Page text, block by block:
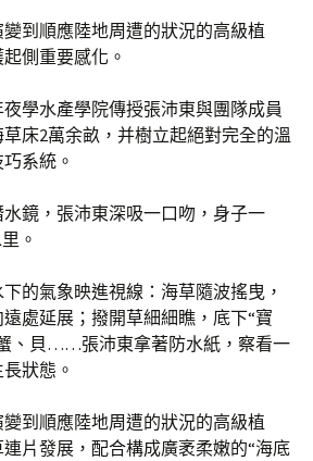
到順應陸地周遭的狀況的高級植
側重要感化。
學水產學院傳授張沛東與團隊成員
床2萬余畝，并樹立起絕對完全的溫
系統。
鏡，張沛東深吸一口吻，身子一
。
的氣象映進視線：海草隨波搖曳，
處延展；撥開草細細瞧，底下“寶
、貝……張沛東拿著防水紙，察看一
狀態。
到順應陸地周遭的狀況的高級植
片發展，配合構成廣袤柔嫩的“海底